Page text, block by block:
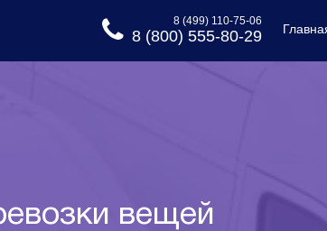
8 (499) 110-75-06
8 (800) 555-80-29
вещей